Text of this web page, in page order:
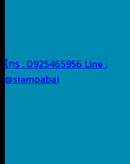
โทร : 0925465956 Line :
@siampabai